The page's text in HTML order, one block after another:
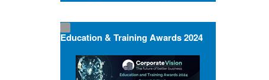
Education & Training Awards 2024